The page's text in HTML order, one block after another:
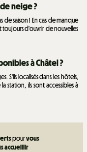
neige ?
de saison ! En cas de manque
toujours d'ouvrir de nouvelles
à Châtel ?
S'ils localisés dans les hôtels,
station, ils sont accessibles à
pourvous
accueillir